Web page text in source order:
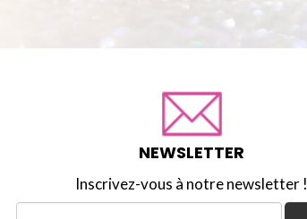
NEWSLETTER
Inscrivez-vous à notre newsletter !